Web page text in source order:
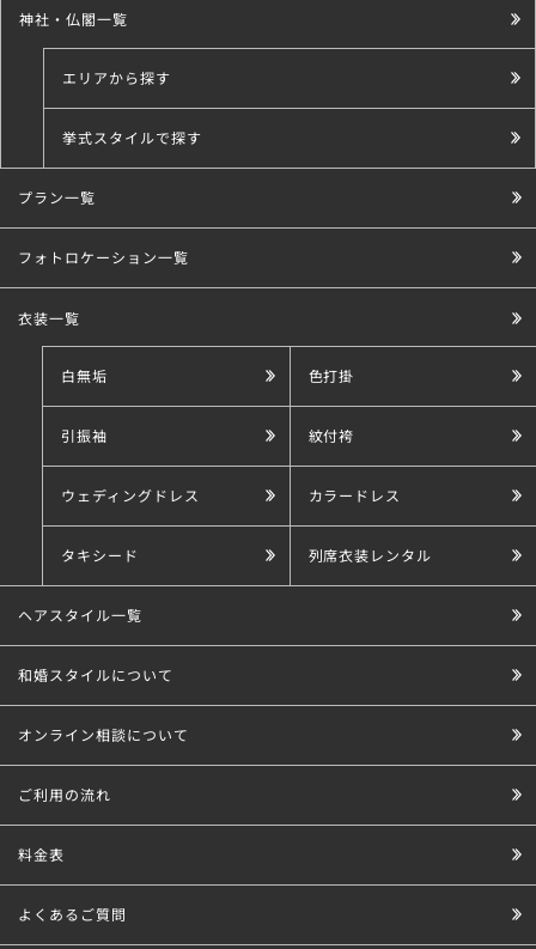
神社・仏閣一覧
エリアから探す
挙式スタイルで探す
こだわり条件で探す
プラン一覧
フォトロケーション一覧
衣装一覧
白無垢 色打掛
引振袖 紋付袴
ウェディングドレス カラードレス
タキシード 列席衣装レンタル
ヘアスタイル一覧
和婚スタイルについて
オンライン相談について
ご利用の流れ
料金表
よくあるご質問